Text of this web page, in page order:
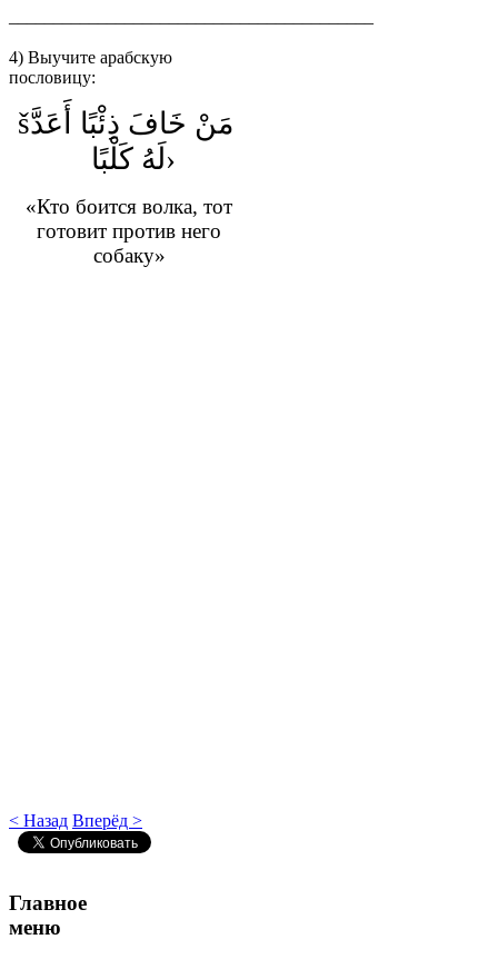
4) Выучите арабскую
пословицу:
šمَنْ خَافَ ذِئْبًا أَعَدَّ
لَهُ كَلْبًا›
«Кто боится волка, тот
готовит против него
собаку»
< Назад Вперёд >
Главное
меню